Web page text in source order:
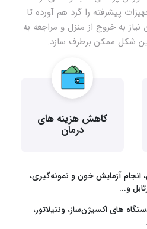
پیشرفته را گرد هم آورده تا
به خروج از منزل و مراجعه به
شکل ممکن برطرف سازد.
کاهش هزینه های
درمان
آزمایش خون و نمونه‌گیری،
و...
های اکسیژن‌ساز، ونتیلاتور،